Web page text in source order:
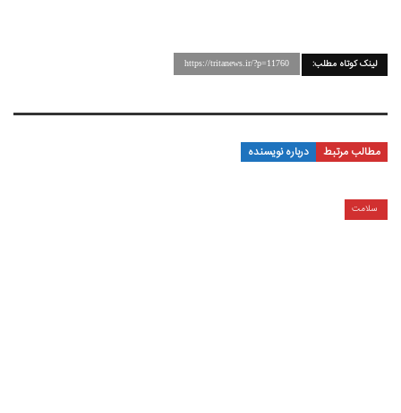
لینک کوتاه مطلب: https://tritanews.ir/?p=11760
مطالب مرتبط درباره نویسنده
سلامت